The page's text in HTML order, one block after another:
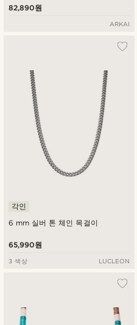
82,890원
ARKAI
6 mm 실버 톤 체인 목걸이
각인
65,990원
3 색상 LUCLEON